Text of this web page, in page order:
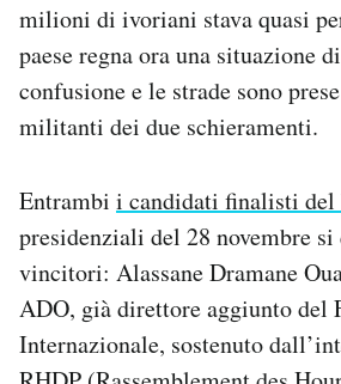
Hai bisogno di aiuto?
Esci
milioni di ivoriani stava quasi
paese regna ora una situazione
confusione e le strade sono
militanti dei due schieramenti.
Entrambi i candidati finalisti
presidenziali del 28 novembre
vincitori: Alassane Dramane
ADO, già direttore aggiunto del
Internazionale, sostenuto